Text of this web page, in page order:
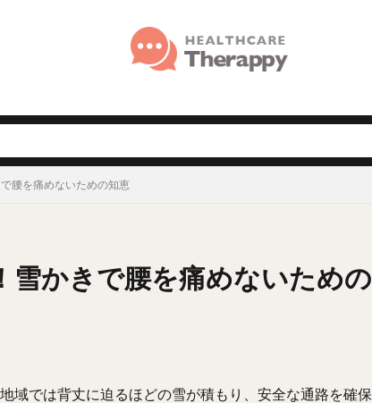
腰を痛めないための知恵
雪かきで腰を痛めないための
域では背丈に迫るほどの雪が積もり、安全な通路を確保